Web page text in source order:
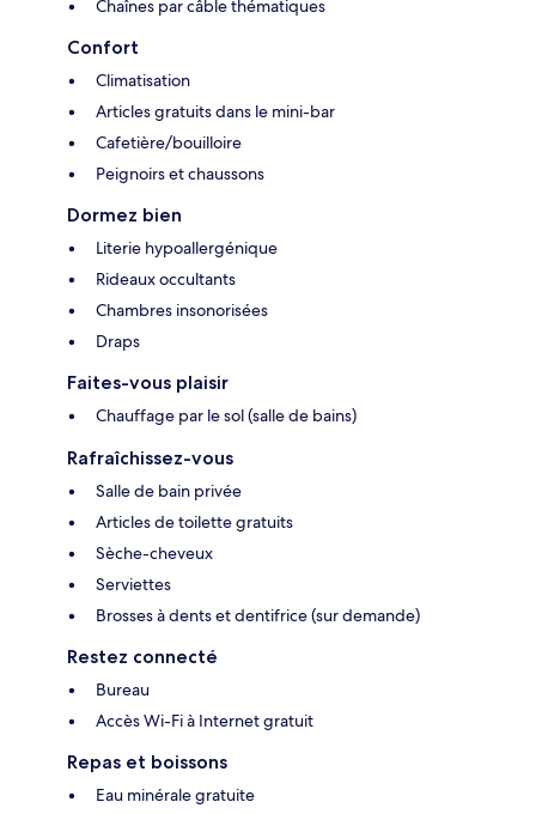
Chaînes par câble thématiques
Confort
Climatisation
Articles gratuits dans le mini-bar
Cafetière/bouilloire
Peignoirs et chaussons
Dormez bien
Literie hypoallergénique
Rideaux occultants
Chambres insonorisées
Draps
Faites-vous plaisir
Chauffage par le sol (salle de bains)
Rafraîchissez-vous
Salle de bain privée
Articles de toilette gratuits
Sèche-cheveux
Serviettes
Brosses à dents et dentifrice (sur demande)
Restez connecté
Bureau
Accès Wi-Fi à Internet gratuit
Repas et boissons
Eau minérale gratuite